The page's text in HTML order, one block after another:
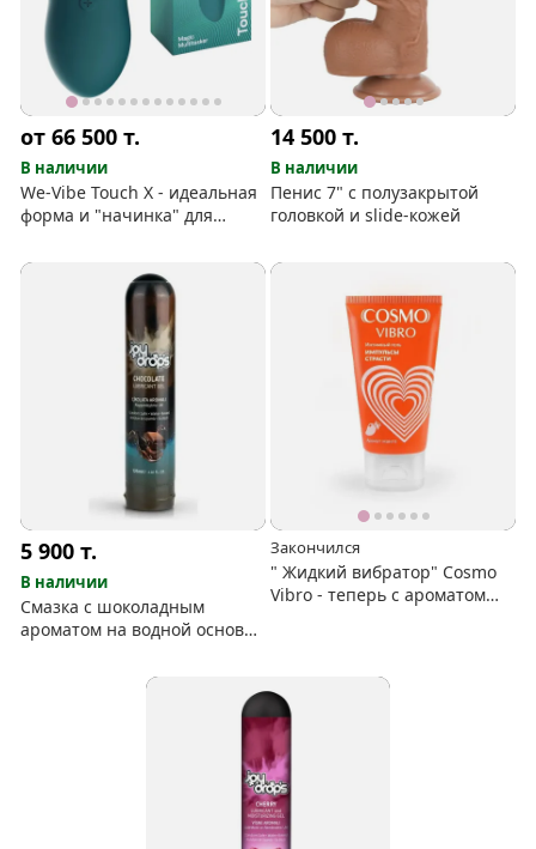
от 66 500т.
В наличии
We-Vibe Touch X - идеальная
форма и "начинка" для
14 500т.
В наличии
Пенис 7" с полузакрытой
головкой и slide-кожей
5 900т.
В наличии
Смазка с шоколадным
ароматом на водной основе
Закончился
" Жидкий вибратор" Cosmo
Vibro - теперь с ароматом